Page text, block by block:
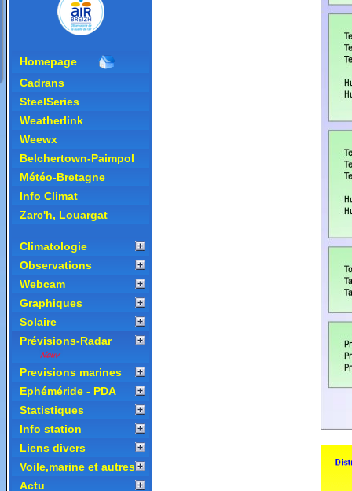
Homepage
Cadrans
SteelSeries
Weatherlink
Weewx
Belchertown-Paimpol
Météo-Bretagne
Info Climat
Zarc'h, Louargat
Climatologie
Observations
Webcam
Graphiques
Solaire
Prévisions-Radar
Previsions marines
Ephéméride - PDA
Statistiques
Info station
Liens divers
Voile,marine et autres
Actu